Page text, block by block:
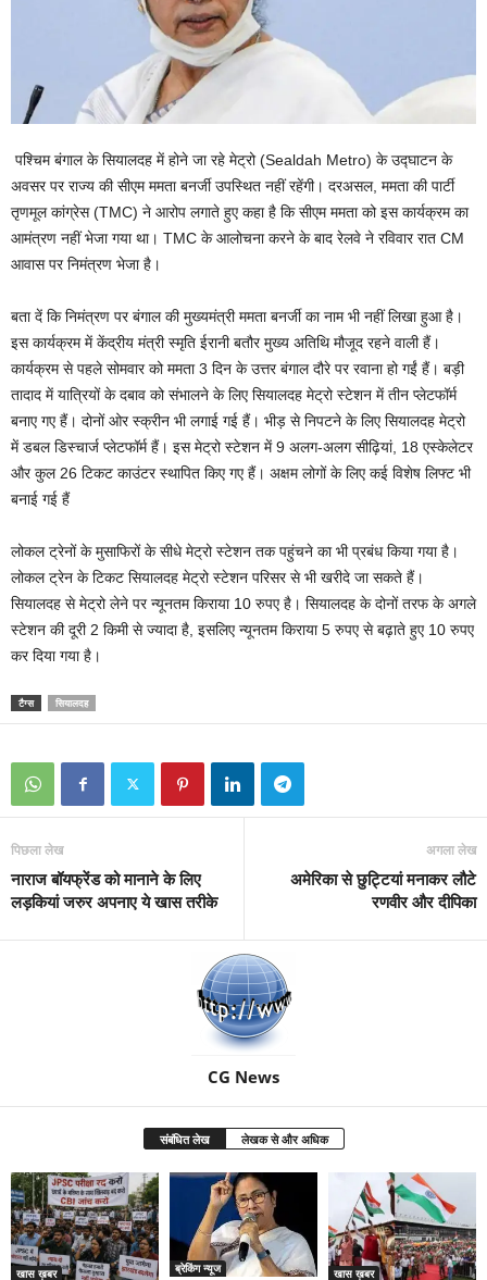
पश्चिम बंगाल के सियालदह में होने जा रहे मेट्रो (Sealdah Metro) के उद्घाटन के
अवसर पर राज्य की सीएम ममता बनर्जी उपस्थित नहीं रहेंगी। दरअसल, ममता की पार्टी
तृणमूल कांग्रेस (TMC) ने आरोप लगाते हुए कहा है कि सीएम ममता को इस कार्यक्रम का
आमंत्रण नहीं भेजा गया था। TMC के आलोचना करने के बाद रेलवे ने रविवार रात CM
आवास पर निमंत्रण भेजा है।
बता दें कि निमंत्रण पर बंगाल की मुख्यमंत्री ममता बनर्जी का नाम भी नहीं लिखा हुआ है।
इस कार्यक्रम में केंद्रीय मंत्री स्मृति ईरानी बतौर मुख्य अतिथि मौजूद रहने वाली हैं।
कार्यक्रम से पहले सोमवार को ममता 3 दिन के उत्तर बंगाल दौरे पर रवाना हो गईं हैं। बड़ी
तादाद में यात्रियों के दबाव को संभालने के लिए सियालदह मेट्रो स्टेशन में तीन प्लेटफॉर्म
बनाए गए हैं। दोनों ओर स्क्रीन भी लगाई गई हैं। भीड़ से निपटने के लिए सियालदह मेट्रो
में डबल डिस्चार्ज प्लेटफॉर्म हैं। इस मेट्रो स्टेशन में 9 अलग-अलग सीढ़ियां, 18 एस्केलेटर
और कुल 26 टिकट काउंटर स्थापित किए गए हैं। अक्षम लोगों के लिए कई विशेष लिफ्ट भी
बनाई गई हैं
लोकल ट्रेनों के मुसाफिरों के सीधे मेट्रो स्टेशन तक पहुंचने का भी प्रबंध किया गया है।
लोकल ट्रेन के टिकट सियालदह मेट्रो स्टेशन परिसर से भी खरीदे जा सकते हैं।
सियालदह से मेट्रो लेने पर न्यूनतम किराया 10 रुपए है। सियालदह के दोनों तरफ के अगले
स्टेशन की दूरी 2 किमी से ज्यादा है, इसलिए न्यूनतम किराया 5 रुपए से बढ़ाते हुए 10 रुपए
कर दिया गया है।
टैग्स सियालदह
पिछला लेख
नाराज बॉयफ्रेंड को मानाने के लिए
लड़कियां जरुर अपनाए ये खास तरीके
अगला लेख
अमेरिका से छुट्टियां मनाकर लौटे
रणवीर और दीपिका
CG News
संबंधित लेख लेखक से और अधिक
खास ख़बर ब्रेकिंग न्यूज खास ख़बर